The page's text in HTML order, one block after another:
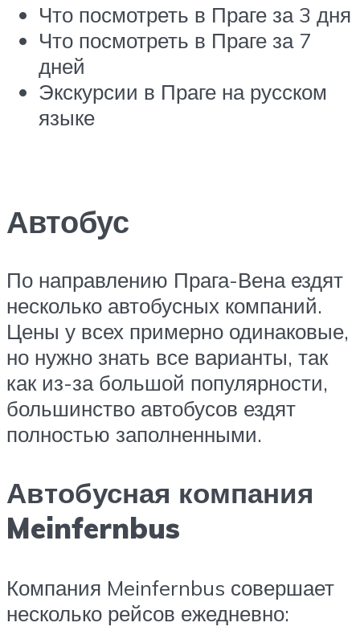
Что посмотреть в Праге за 3 дня
Что посмотреть в Праге за 7
дней
Экскурсии в Праге на русском
языке
Автобус
По направлению Прага-Вена ездят
несколько автобусных компаний.
Цены у всех примерно одинаковые,
но нужно знать все варианты, так
как из-за большой популярности,
большинство автобусов ездят
полностью заполненными.
Автобусная компания
Meinfernbus
Компания Meinfernbus совершает
несколько рейсов ежедневно: